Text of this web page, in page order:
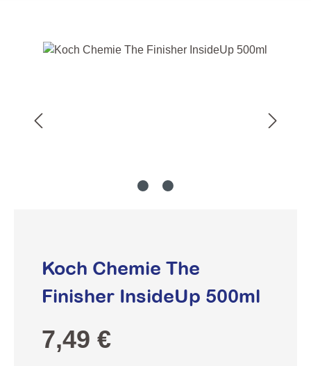
Bildergalerie überspringen
Koch Chemie The
Finisher InsideUp 500ml
Regulärer Preis:
7,49 €